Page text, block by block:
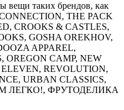
вещи таких брендов, как
THE PACK
CROOKS & CASTLES,
GOSHA OREKHOV,
APPAREL,
CAMP, NEW
REVOLUTION,
URBAN CLASSICS,
ЛЕГКО!, ФРУТОДЕЛИКА